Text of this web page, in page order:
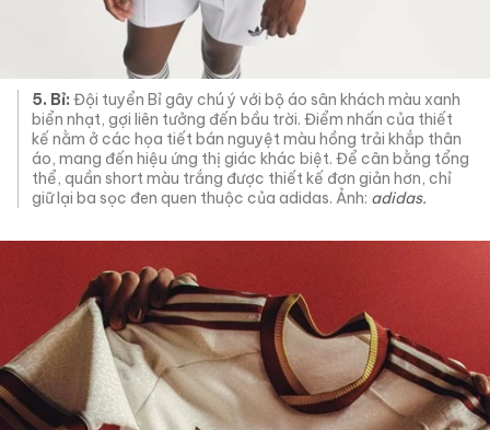
5. Bỉ: Đội tuyển Bỉ gây chú ý với bộ áo sân khách màu xanh
biển nhạt, gợi liên tưởng đến bầu trời. Điểm nhấn của thiết
kế nằm ở các họa tiết bán nguyệt màu hồng trải khắp thân
áo, mang đến hiệu ứng thị giác khác biệt. Để cân bằng tổng
thể, quần short màu trắng được thiết kế đơn giản hơn, chỉ
giữ lại ba sọc đen quen thuộc của adidas. Ảnh: adidas.